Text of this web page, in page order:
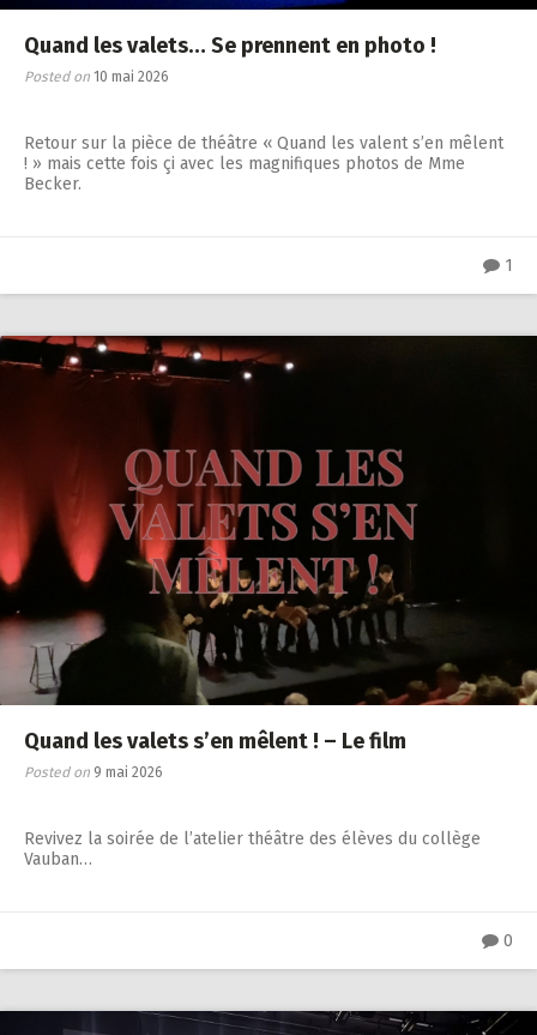
Quand les valets… Se prennent en photo !
Posted on 10 mai 2026
Retour sur la pièce de théâtre « Quand les valent s’en mêlent
! » mais cette fois çi avec les magnifiques photos de Mme
Becker.
1
Quand les valets s’en mêlent ! – Le film
Posted on 9 mai 2026
Revivez la soirée de l’atelier théâtre des élèves du collège
Vauban…
0